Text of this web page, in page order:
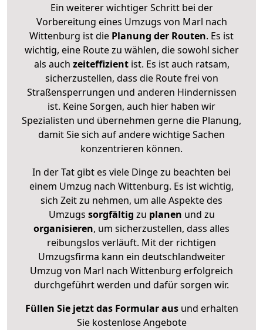
Ein weiterer wichtiger Schritt bei der
Vorbereitung eines Umzugs von Marl nach
Wittenburg ist die Planung der Routen. Es ist
wichtig, eine Route zu wählen, die sowohl sicher
als auch zeiteffizientist. Es ist auch ratsam,
sicherzustellen, dass die Route frei von
Straßensperrungen und anderen Hindernissen
ist. Keine Sorgen, auch hier haben wir
Spezialisten und übernehmen gerne die Planung,
damit Sie sich auf andere wichtige Sachen
konzentrieren können.
In der Tat gibt es viele Dinge zu beachten bei
einem Umzug nach Wittenburg. Es ist wichtig,
sich Zeit zu nehmen, um alle Aspekte des
Umzugs sorgfältig zu planen und zu
organisieren, um sicherzustellen, dass alles
reibungslos verläuft. Mit der richtigen
Umzugsfirma kann ein deutschlandweiter
Umzug von Marl nach Wittenburg erfolgreich
durchgeführt werden und dafür sorgen wir.
Füllen Sie jetzt das Formular ausund erhalten
Sie kostenlose Angebote